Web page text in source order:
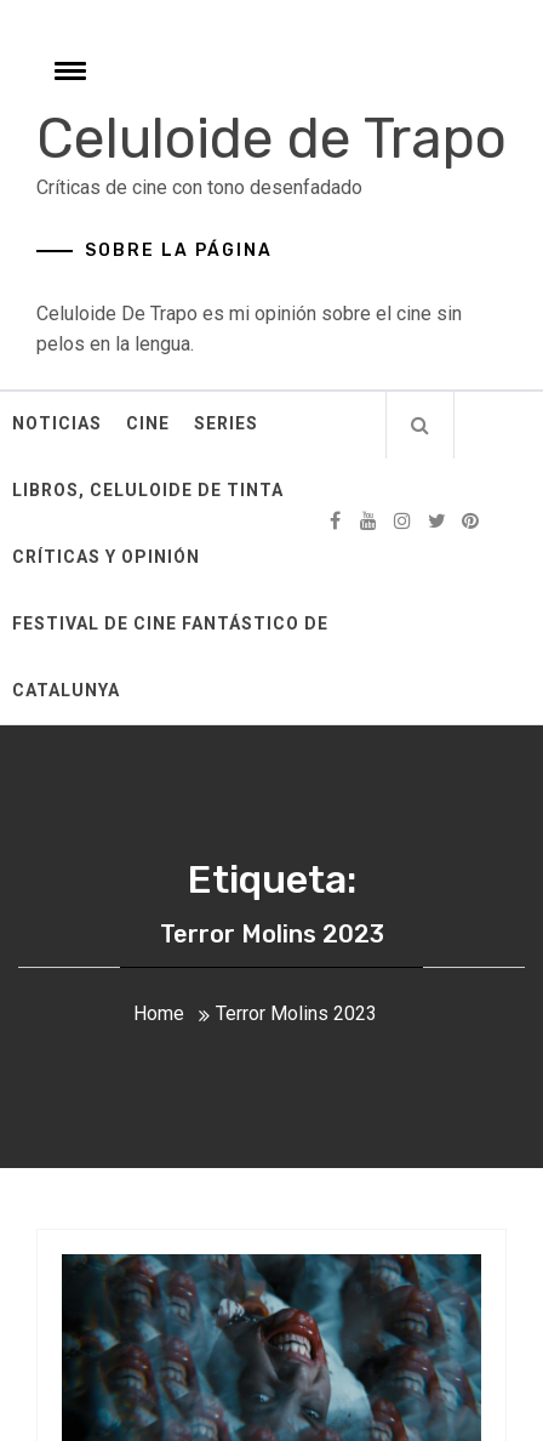
contentToggle
Celuloide de Trapo
Críticas de cine con tono desenfadado
SOBRE LA PÁGINA
Celuloide De Trapo es mi opinión sobre el cine sin
pelos en la lengua.
NOTICIAS CINE SERIES
LIBROS, CELULOIDE DE TINTA
CRÍTICAS Y OPINIÓN
FESTIVAL DE CINE FANTÁSTICO DE
CATALUNYA
Etiqueta:
Terror Molins 2023
Home Terror Molins 2023